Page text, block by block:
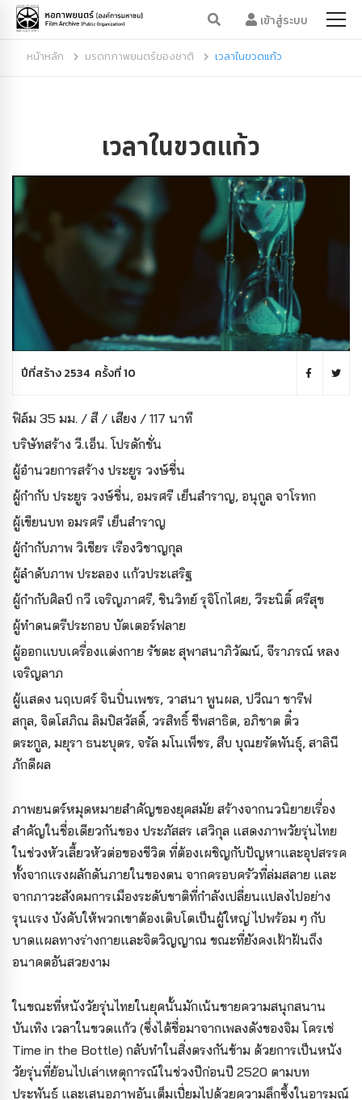
เข้าสู่ระบบ
หน้าหลัก มรดกภาพยนตร์ของชาติ เวลาในขวดแก้ว
เวลาในขวดแก้ว
ปีที่สร้าง 2534 ครั้งที่ 10
ฟิล์ม 35 มม. / สี / เสียง / 117 นาที
บริษัทสร้าง วี.เอ็น. โปรดักชั่น
ผู้อำนวยการสร้าง ประยูร วงษ์ชื่น
ผู้กำกับ ประยูร วงษ์ชื่น, อมรศรี เย็นสำราญ, อนุกูล จาโรทก
ผู้เขียนบท อมรศรี เย็นสำราญ
ผู้กำกับภาพ วิเชียร เรืองวิชาญกุล
ผู้ลำดับภาพ ประลอง แก้วประเสริฐ
ผู้กำกับศิลป์ กวี เจริญภาศรี, ชินวิทย์ รุจิโกไศย, วีระนิติ์ ศรีสุข
ผู้ทำดนตรีประกอบ บัตเตอร์ฟลาย
ผู้ออกแบบเครื่องแต่งกาย รัชตะ สุพาสนาภิวัฒน์, จีราภรณ์ หลง
เจริญลาภ
ผู้แสดง นฤเบศร์ จินปิ่นเพชร, วาสนา พูนผล, ปวีณา ชารีฟ
สกุล, จิตโสภิณ ลิมปิสวัสดิ์, วรสิทธิ์ ชีพสาธิต, อภิชาต ติ๋ว
ตระกูล, มยุรา ธนะบุตร, จรัล มโนเพ็ชร, สืบ บุณยรัตพันธุ์, สาลินี
ภักดีผล
ภาพยนตร์หมุดหมายสำคัญของยุคสมัย สร้างจากนวนิยายเรื่อง
สำคัญในชื่อเดียวกันของ ประภัสสร เสวิกุล แสดงภาพวัยรุ่นไทย
ในช่วงหัวเลี้ยวหัวต่อของชีวิต ที่ต้องเผชิญกับปัญหาและอุปสรรค
ทั้งจากแรงผลักดันภายในของตน จากครอบครัวที่ล่มสลาย และ
จากภาวะสังคมการเมืองระดับชาติที่กำลังเปลี่ยนแปลงไปอย่าง
รุนแรง บังคับให้พวกเขาต้องเติบโตเป็นผู้ใหญ่ ไปพร้อม ๆ กับ
บาดแผลทางร่างกายและจิตวิญญาณ ขณะที่ยังคงเฝ้าฝันถึง
อนาคตอันสวยงาม
ในขณะที่หนังวัยรุ่นไทยในยุคนั้นมักเน้นขายความสนุกสนาน
บันเทิง เวลาในขวดแก้ว (ซึ่งได้ชื่อมาจากเพลงดังของจิม โครเช่
Time in the Bottle) กลับทำในสิ่งตรงกันข้าม ด้วยการเป็นหนัง
วัยรุ่นที่ย้อนไปเล่าเหตุการณ์ในช่วงปีก่อนปี 2520 ตามบท
ประพันธ์ และเสนอภาพอันเต็มเปี่ยมไปด้วยความลึกซึ้งในอารมณ์